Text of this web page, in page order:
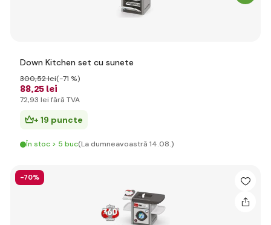
Down Kitchen set cu sunete
88,25 lei
300,52 lei(-71 %)
72,93 lei fără TVA
+ 19 puncte
În stoc > 5 buc(La dumneavoastră 14.08.)
-70%